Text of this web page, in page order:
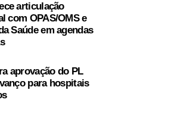
articulação
com OPAS/OMS e
Saúde em agendas
aprovação do PL
para hospitais